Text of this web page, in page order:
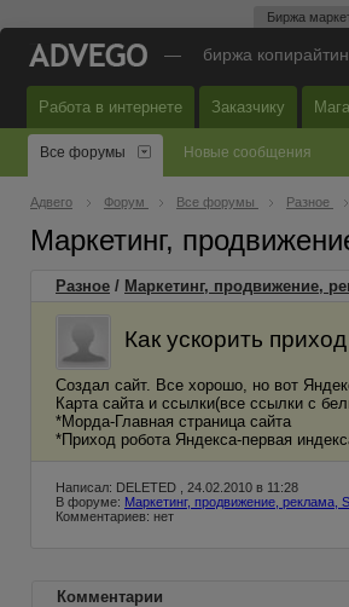
Биржа
— биржа
Работа в интернете Заказчику
Все форумы Новые сообщения
Адвего Форум Все форумы Разное
Маркетинг,
Разное / Маркетинг, продвижение,
Как ускорить
Создал сайт. Все хорошо, но вот
Карта сайта и ссылки(все ссылки с
*Морда-Главная страница сайта
*Приход робота Яндекса-первая
Написал: DELETED , 24.02.2010 в 11:28
В форуме: Маркетинг, продвижение, реклама,
Комментариев: нет
Комментарии